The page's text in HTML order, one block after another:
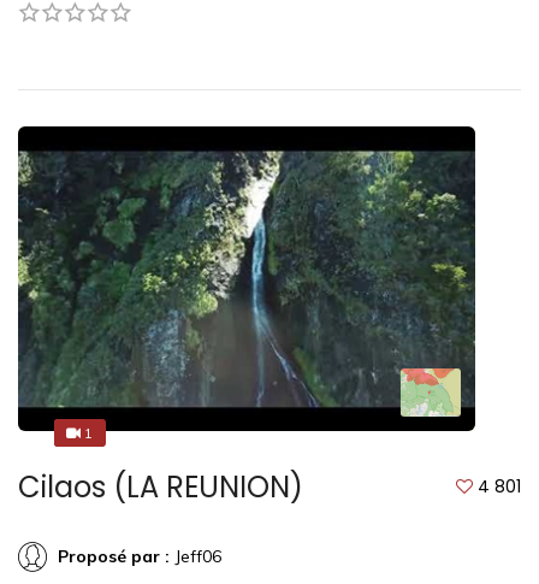
1
1
Cilaos (LA REUNION) 4 801
Proposé par : Jeff06